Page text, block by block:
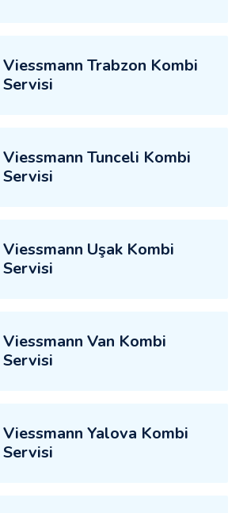
Viessmann Trabzon Kombi
Servisi
Viessmann Tunceli Kombi
Servisi
Viessmann Uşak Kombi
Servisi
Viessmann Van Kombi
Servisi
Viessmann Yalova Kombi
Servisi